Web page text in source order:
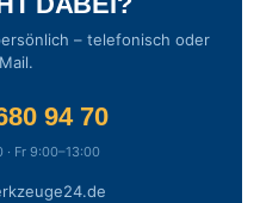
– telefonisch oder
94 70
Fr 9:00–13:00